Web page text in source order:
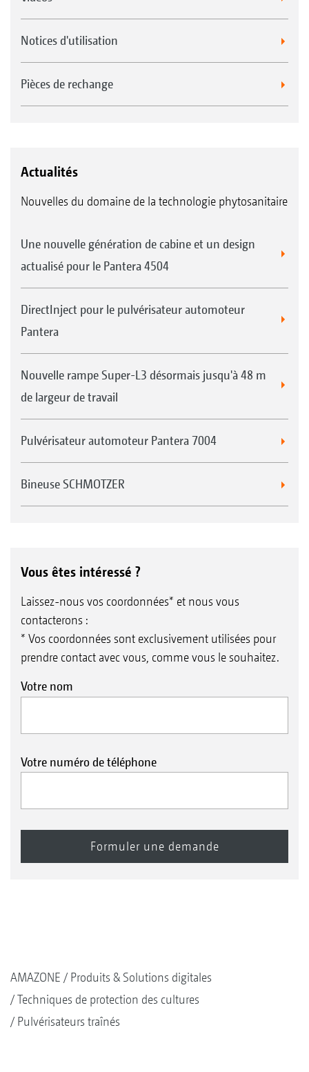
Notices d'utilisation
Pièces de rechange
Actualités
Nouvelles du domaine de la technologie phytosanitaire
Une nouvelle génération de cabine et un design
actualisé pour le Pantera 4504
DirectInject pour le pulvérisateur automoteur
Pantera
Nouvelle rampe Super-L3 désormais jusqu'à 48 m
de largeur de travail
Pulvérisateur automoteur Pantera 7004
Bineuse SCHMOTZER
Vous êtes intéressé ?
Laissez-nous vos coordonnées* et nous vous
contacterons :
* Vos coordonnées sont exclusivement utilisées pour
prendre contact avec vous, comme vous le souhaitez.
Votre nom
Votre numéro de téléphone
AMAZONE
Produits & Solutions digitales
Techniques de protection des cultures
Pulvérisateurs traînés